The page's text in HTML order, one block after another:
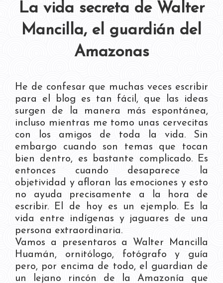
La vida secreta de Walter
Mancilla, el guardián del
Amazonas
He de confesar que muchas veces escribir
para el blog es tan fácil, que las ideas
surgen de la manera más espontánea,
incluso mientras me tomo unas cervecitas
con los amigos de toda la vida. Sin
embargo cuando son temas que tocan
bien dentro, es bastante complicado. Es
entonces cuando desaparece la
objetividad y afloran las emociones y esto
no ayuda precisamente a la hora de
escribir. El de hoy es un ejemplo. Es la
vida entre indígenas y jaguares de una
persona extraordinaria.
Vamos a presentaros a Walter Mancilla
Huamán, ornitólogo, fotógrafo y guía
pero, por encima de todo, el guardian de
un lejano rincón de la Amazonía que